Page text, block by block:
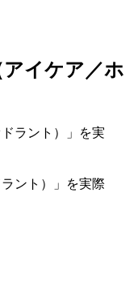
アイケア／ホ
ント）」を実際